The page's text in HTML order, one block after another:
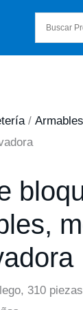
/ Armables
310